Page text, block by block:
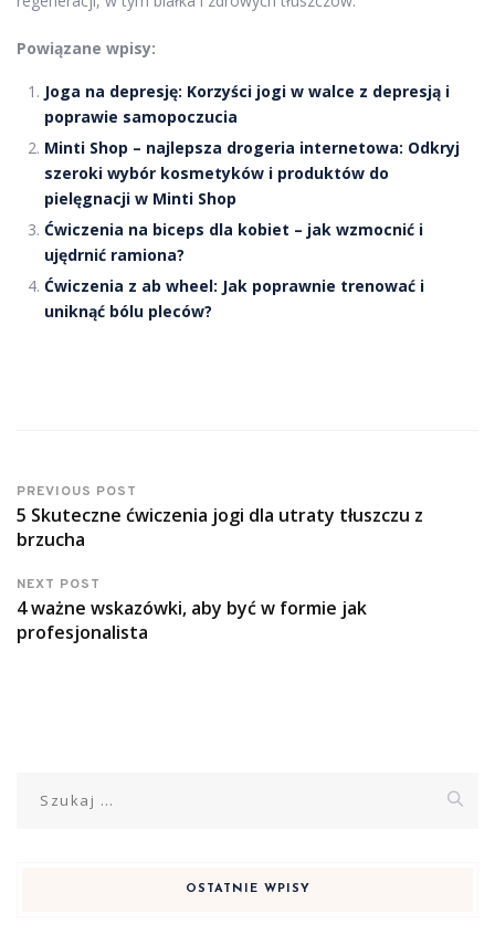
Powiązane wpisy:
Joga na depresję: Korzyści jogi w walce z depresją i
poprawie samopoczucia
Minti Shop – najlepsza drogeria internetowa: Odkryj
szeroki wybór kosmetyków i produktów do
pielęgnacji w Minti Shop
Ćwiczenia na biceps dla kobiet – jak wzmocnić i
ujędrnić ramiona?
Ćwiczenia z ab wheel: Jak poprawnie trenować i
uniknąć bólu pleców?
PREVIOUS POST
5 Skuteczne ćwiczenia jogi dla utraty tłuszczu z
brzucha
NEXT POST
4 ważne wskazówki, aby być w formie jak
profesjonalista
OSTATNIE WPISY